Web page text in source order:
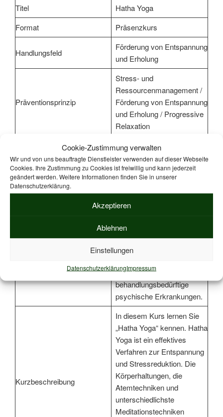
Cookie-Zustimmung verwalten
Wir und von uns beauftragte Dienstleister verwenden auf dieser Webseite
Cookies. Ihre Zustimmung zu Cookies ist freiwillig und kann jederzeit
geändert werden. Weitere Informationen finden Sie in unserer
Datenschutzerklärung.
Akzeptieren
Ablehnen
Einstellungen
DatenschutzerklärungImpressum
Titel
Hatha Yoga
Format
Präsenzkurs
Handlungsfeld
Förderung von Entspannung
und Erholung
Präventionsprinzip
Stress- und
Ressourcenmanagement /
Förderung von Entspannung
und Erholung / Progressive
Relaxation
Gruppengröße
6 – 15 Teilnehmer
Versicherte mit
Stressbelastungen, die ein
Dämpfung der akuten
über dessen regelmäßige
Anwendung zu vegetativ
wirksamer Erholung und
möchten – ohne schwere,
behandlungsbedürftige
psychische Erkrankungen.
Kurzbeschreibung
In diesem Kurs lernen Sie
„Hatha Yoga“ kennen. Hatha
Yoga ist ein effektives
Verfahren zur Entspannung
und Stressreduktion. Die
Körperhaltungen, die
Atemtechniken und
unterschiedlichste
Meditationstechniken